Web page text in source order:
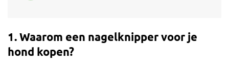
1. Waarom een nagelknipper voor je
hond kopen?